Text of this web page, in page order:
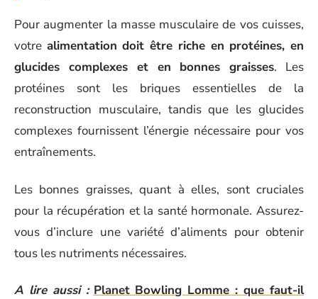
Pour augmenter la masse musculaire de vos cuisses,
votre alimentation doit être riche en protéines, en
glucides complexes et en bonnes graisses. Les
protéines sont les briques essentielles de la
reconstruction musculaire, tandis que les glucides
complexes fournissent l’énergie nécessaire pour vos
entraînements.
Les bonnes graisses, quant à elles, sont cruciales
pour la récupération et la santé hormonale. Assurez-
vous d’inclure une variété d’aliments pour obtenir
tous les nutriments nécessaires.
A lire aussi : Planet Bowling Lomme : que faut-il